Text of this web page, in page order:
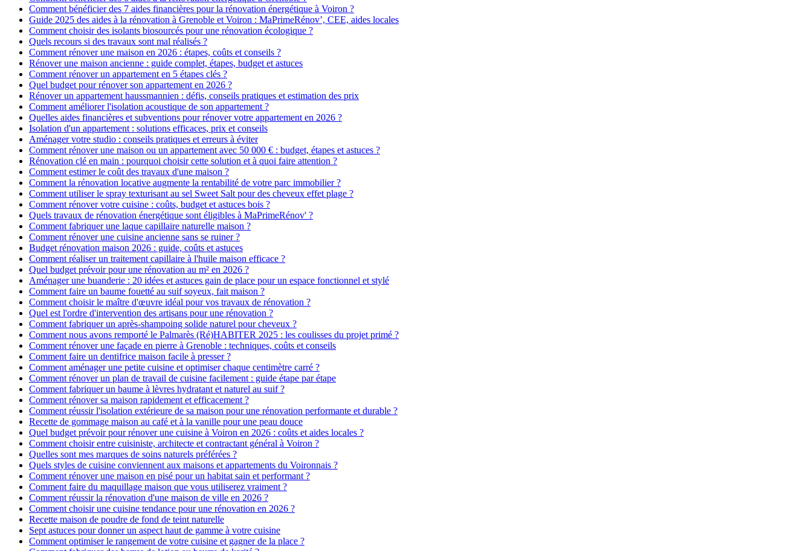
Comment bénéficier des 7 aides financières pour la rénovation énergétique à Voiron ?
Guide 2025 des aides à la rénovation à Grenoble et Voiron : MaPrimeRénov’, CEE, aides locales
Comment choisir des isolants biosourcés pour une rénovation écologique ?
Quels recours si des travaux sont mal réalisés ?
Comment rénover une maison en 2026 : étapes, coûts et conseils ?
Rénover une maison ancienne : guide complet, étapes, budget et astuces
Comment rénover un appartement en 5 étapes clés ?
Quel budget pour rénover son appartement en 2026 ?
Rénover un appartement haussmannien : défis, conseils pratiques et estimation des prix
Comment améliorer l'isolation acoustique de son appartement ?
Quelles aides financières et subventions pour rénover votre appartement en 2026 ?
Isolation d'un appartement : solutions efficaces, prix et conseils
Aménager votre studio : conseils pratiques et erreurs à éviter
Comment rénover une maison ou un appartement avec 50 000 € : budget, étapes et astuces ?
Rénovation clé en main : pourquoi choisir cette solution et à quoi faire attention ?
Comment estimer le coût des travaux d'une maison ?
Comment la rénovation locative augmente la rentabilité de votre parc immobilier ?
Comment utiliser le spray texturisant au sel Sweet Salt pour des cheveux effet plage ?
Comment rénover votre cuisine : coûts, budget et astuces bois ?
Quels travaux de rénovation énergétique sont éligibles à MaPrimeRénov' ?
Comment fabriquer une laque capillaire naturelle maison ?
Comment rénover une cuisine ancienne sans se ruiner ?
Budget rénovation maison 2026 : guide, coûts et astuces
Comment réaliser un traitement capillaire à l'huile maison efficace ?
Quel budget prévoir pour une rénovation au m² en 2026 ?
Aménager une buanderie : 20 idées et astuces gain de place pour un espace fonctionnel et stylé
Comment faire un baume fouetté au suif soyeux, fait maison ?
Comment choisir le maître d'œuvre idéal pour vos travaux de rénovation ?
Quel est l'ordre d'intervention des artisans pour une rénovation ?
Comment fabriquer un après-shampoing solide naturel pour cheveux ?
Comment nous avons remporté le Palmarès (Ré)HABITER 2025 : les coulisses du projet primé ?
Comment rénover une façade en pierre à Grenoble : techniques, coûts et conseils
Comment faire un dentifrice maison facile à presser ?
Comment aménager une petite cuisine et optimiser chaque centimètre carré ?
Comment rénover un plan de travail de cuisine facilement : guide étape par étape
Comment fabriquer un baume à lèvres hydratant et naturel au suif ?
Comment rénover sa maison rapidement et efficacement ?
Comment réussir l'isolation extérieure de sa maison pour une rénovation performante et durable ?
Recette de gommage maison au café et à la vanille pour une peau douce
Quel budget prévoir pour rénover une cuisine à Voiron en 2026 : coûts et aides locales ?
Comment choisir entre cuisiniste, architecte et contractant général à Voiron ?
Quelles sont mes marques de soins naturels préférées ?
Quels styles de cuisine conviennent aux maisons et appartements du Voironnais ?
Comment rénover une maison en pisé pour un habitat sain et performant ?
Comment faire du maquillage maison que vous utiliserez vraiment ?
Comment réussir la rénovation d'une maison de ville en 2026 ?
Comment choisir une cuisine tendance pour une rénovation en 2026 ?
Recette maison de poudre de fond de teint naturelle
Sept astuces pour donner un aspect haut de gamme à votre cuisine
Comment optimiser le rangement de votre cuisine et gagner de la place ?